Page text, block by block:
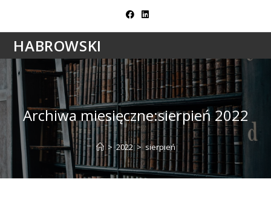
HABROWSKI
Archiwa miesięczne:sierpień 2022
> 2022 > sierpień